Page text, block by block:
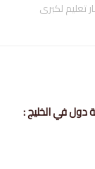
لكبرى
دول في الخليج :